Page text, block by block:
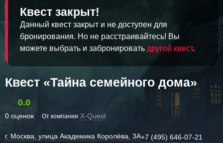
Квест закрыт!
Данный квест закрыт и не доступен для
бронирования. Но не расстраивайтесь! Вы
можете выбрать и забронировать другой квест.
Квест «Тайна семейного дома»
0.0
0 оценок От компании X-Quest
г. Москва, улица Академика Королёва, 3А+7 (495) 646-07-21